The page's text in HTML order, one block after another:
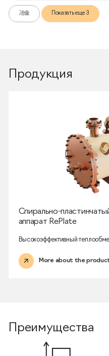
冶金 Показать еще 3
Продукция
Спирально-
аппарат RePlate
Высокоэффективный
More about the
Преимущества